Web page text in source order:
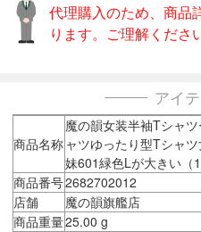
代理購入のため、商品
ります。ご理解くださ
アイ
商品名称
魔の韻女装半袖Tシャ
ャツゆったり型Tシャ
妹601緑色Lが大きい（
商品番号2682702012
店舗
魔の韻旗艦店
商品重量25.00 g